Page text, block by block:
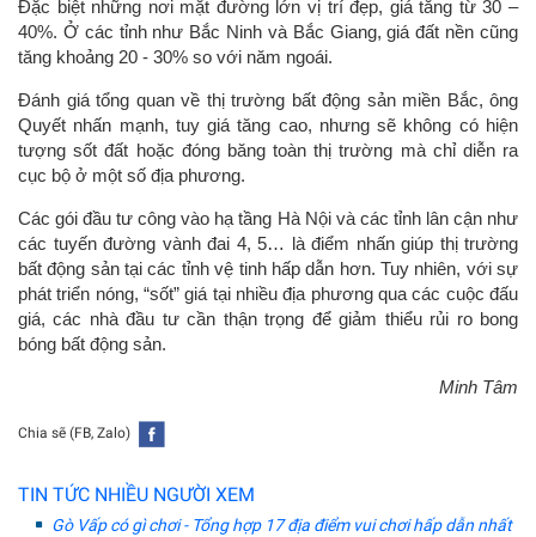
Đặc biệt những nơi mặt đường lớn vị trí đẹp, giá tăng từ 30 –
40%. Ở các tỉnh như Bắc Ninh và Bắc Giang, giá đất nền cũng
tăng khoảng 20 - 30% so với năm ngoái.
Đánh giá tổng quan về thị trường bất động sản miền Bắc, ông
Quyết nhấn mạnh, tuy giá tăng cao, nhưng sẽ không có hiện
tượng sốt đất hoặc đóng băng toàn thị trường mà chỉ diễn ra
cục bộ ở một số địa phương.
Các gói đầu tư công vào hạ tầng Hà Nội và các tỉnh lân cận như
các tuyến đường vành đai 4, 5… là điểm nhấn giúp thị trường
bất động sản tại các tỉnh vệ tinh hấp dẫn hơn. Tuy nhiên, với sự
phát triển nóng, “sốt” giá tại nhiều địa phương qua các cuộc đấu
giá, các nhà đầu tư cần thận trọng để giảm thiểu rủi ro bong
bóng bất động sản.
Minh Tâm
Chia sẽ (FB, Zalo)
TIN TỨC NHIỀU NGƯỜI XEM
Gò Vấp có gì chơi - Tổng hợp 17 địa điểm vui chơi hấp dẫn nhất